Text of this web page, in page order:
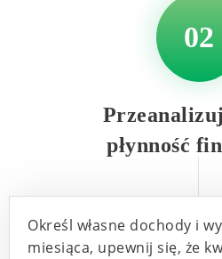
02
płynność
Określ własne dochody i
miesiąca, upewnij się, że